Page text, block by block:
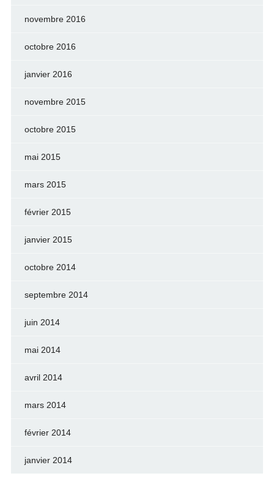
novembre 2016
octobre 2016
janvier 2016
novembre 2015
octobre 2015
mai 2015
mars 2015
février 2015
janvier 2015
octobre 2014
septembre 2014
juin 2014
mai 2014
avril 2014
mars 2014
février 2014
janvier 2014